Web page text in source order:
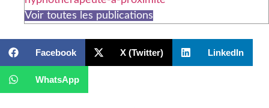
Voir toutes les publications
Facebook X (Twitter) LinkedIn
WhatsApp